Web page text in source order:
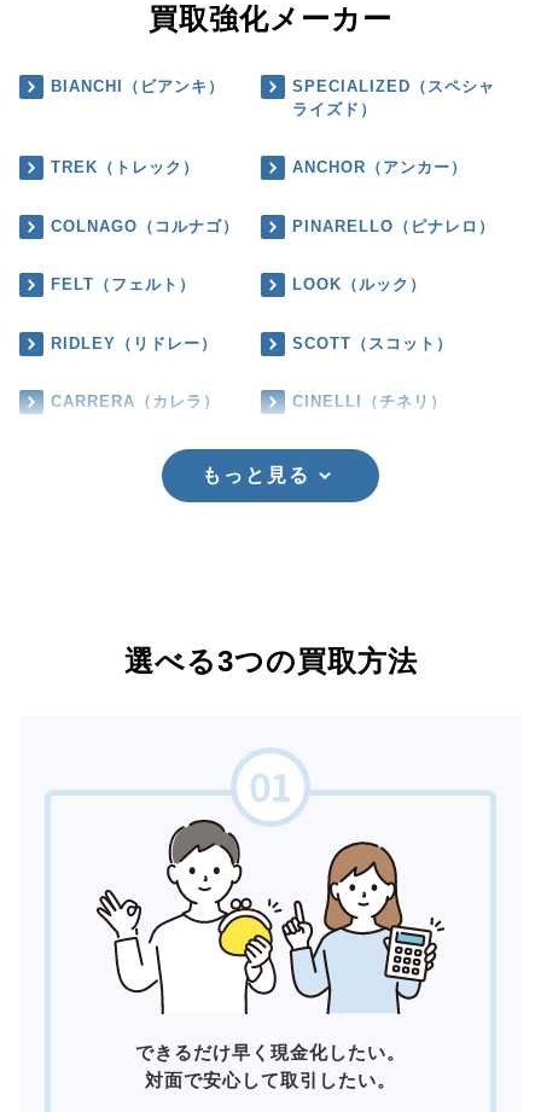
買取強化メーカー
BIANCHI（ビアンキ）
SPECIALIZED（スペシャ
ライズド）
TREK（トレック） ANCHOR（アンカー）
COLNAGO（コルナゴ） PINARELLO（ピナレロ）
FELT（フェルト） LOOK（ルック）
RIDLEY（リドレー） SCOTT（スコット）
CARRERA（カレラ） CINELLI（チネリ）
もっと見る
選べる3つの買取方法
できるだけ早く現金化したい。
対面で安心して取引したい。